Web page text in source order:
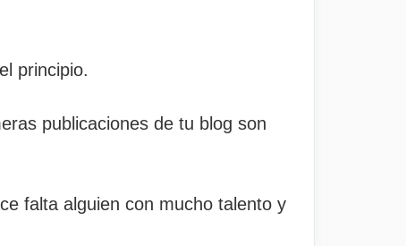
principio.
publicaciones de tu blog son
falta alguien con mucho talento y